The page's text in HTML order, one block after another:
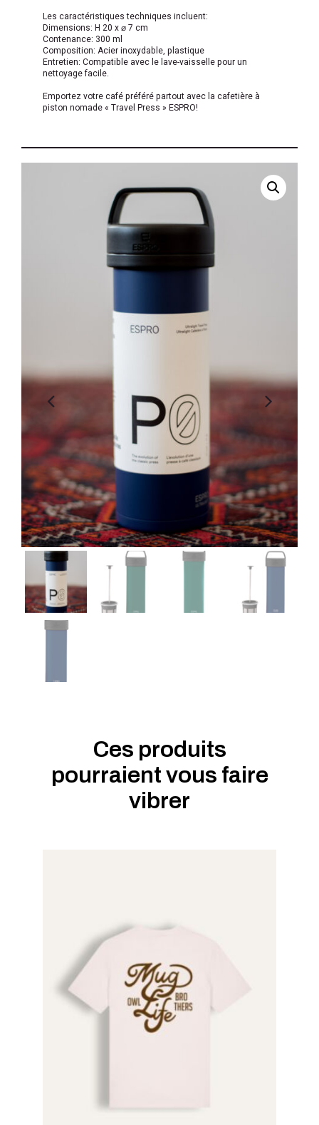
Les caractéristiques techniques incluent:
Dimensions: H 20 x ⌀ 7 cm
Contenance: 300 ml
Composition: Acier inoxydable, plastique
Entretien: Compatible avec le lave-vaisselle pour un
nettoyage facile.
Emportez votre café préféré partout avec la cafetière à
piston nomade « Travel Press » ESPRO!
Ces produits
pourraient vous faire
vibrer